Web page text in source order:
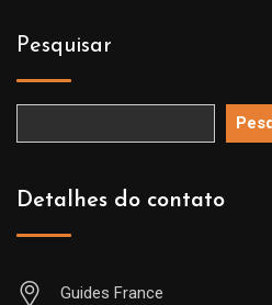
Pesquisar
Detalhes do contato
Guides France